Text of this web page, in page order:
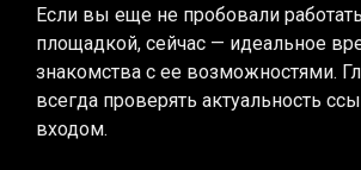
Если вы еще не пробовали
площадкой, сейчас — идеальное
знакомства с ее возможностями.
всегда проверять актуальность
входом.